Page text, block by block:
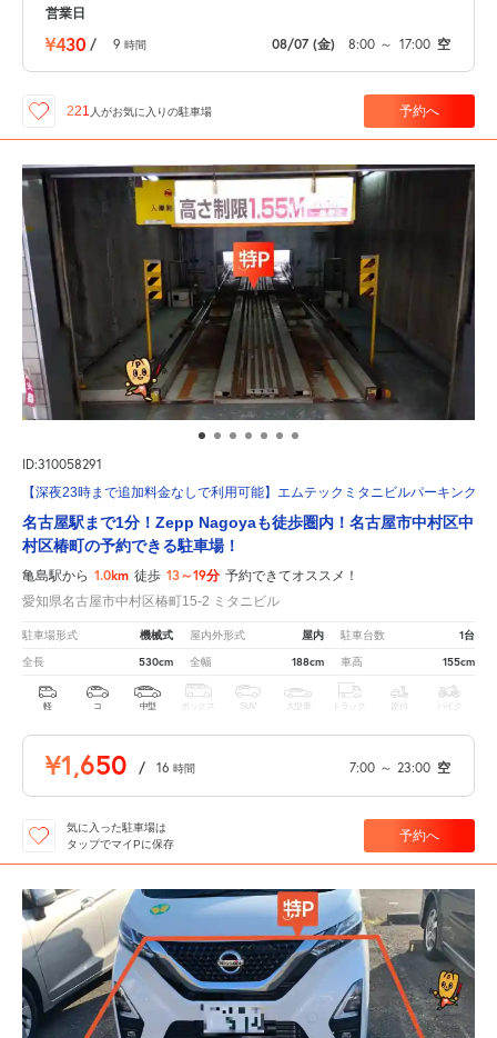
営業日
¥430 / 9 時間 08/07 (金) 8:00 ～ 17:00 空
221 人がお気に入りの駐車場 予約へ
ID:310058291
【深夜23時まで追加料金なしで利用可能】エムテックミタニビルパーキング
名古屋駅まで1分！Zepp Nagoyaも徒歩圏内！名古屋市中村区中
村区椿町の予約できる駐車場！
亀島駅から 1.0km 徒歩 13～19分 予約できてオススメ！
愛知県名古屋市中村区椿町15-2 ミタニビル
駐車場形式 機械式 屋内外形式 屋内 駐車台数 1台
全長 530cm 全幅 188cm 車高 155cm
軽 コ 中型 ボックス SUV 大型車 トラック 原付 バイク
¥1,650 / 16 時間 7:00 ～ 23:00 空
気に入った駐車場は
タップでマイPに保存
予約へ